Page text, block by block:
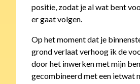
positie, zodat je al wat bent
er gaat volgen.
Op het moment dat je
grond verlaat verhoog ik de
door het inwerken met mijn
gecombineerd met een ietwat